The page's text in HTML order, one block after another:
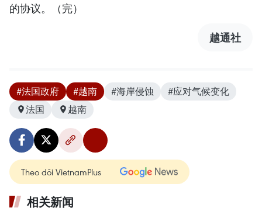
的协议。（完）
越通社
#法国政府 #越南 #海岸侵蚀
#应对气候变化
法国
越南
Theo dõi VietnamPlus
相关新闻